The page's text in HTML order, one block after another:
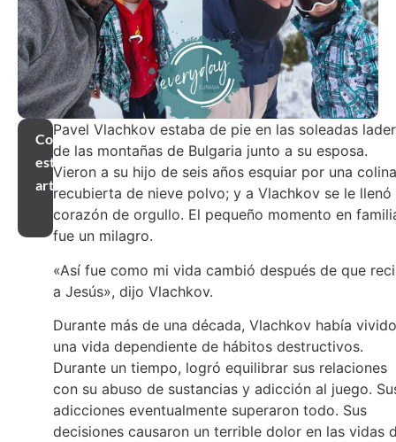
Compartir
este
artículo
Pavel Vlachkov estaba de pie en las soleadas
de las montañas de Bulgaria junto a su esposa.
Vieron a su hijo de seis años esquiar por una colina
recubierta de nieve polvo; y a Vlachkov se le llenó
corazón de orgullo. El pequeño momento en
fue un milagro.
«Así fue como mi vida cambió después de que
a Jesús», dijo Vlachkov.
Durante más de una década, Vlachkov había vivido
una vida dependiente de hábitos destructivos.
Durante un tiempo, logró equilibrar sus relaciones
con su abuso de sustancias y adicción al juego.
adicciones eventualmente superaron todo. Sus
decisiones causaron un terrible dolor en las vidas